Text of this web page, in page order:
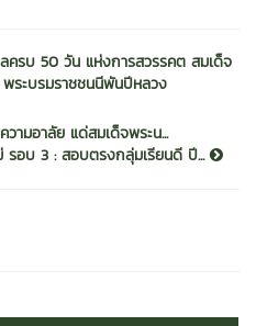
รบ 50 วัน แห่งการสวรรคต สมเด็จ
ระบรมราชชนนีพันปีหลวง
ามอาลัย แด่สมเด็จพระน...
รอบ 3 : สอบตรงกลุ่มเรียนดี ปี...